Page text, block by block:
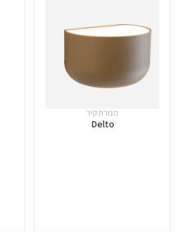
מנורת קיר
Delto